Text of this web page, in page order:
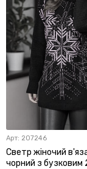
Арт: 207246
Светр жіночий
чорний з бузковим